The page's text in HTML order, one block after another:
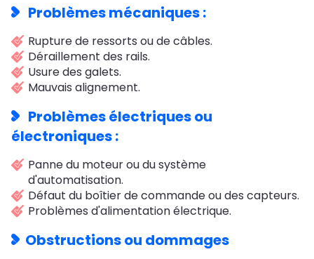
Problèmes mécaniques :
Rupture de ressorts ou de câbles.
Déraillement des rails.
Usure des galets.
Mauvais alignement.
Problèmes électriques ou
électroniques :
Panne du moteur ou du système
d'automatisation.
Défaut du boîtier de commande ou des capteurs.
Problèmes d'alimentation électrique.
Obstructions ou dommages